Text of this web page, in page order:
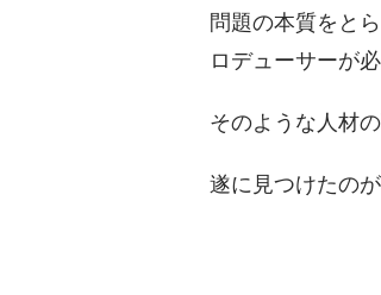
問題の本質をと
ロデューサーが
そのような人材
遂に見つけたの